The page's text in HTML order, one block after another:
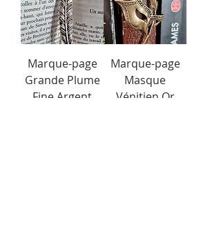
Marque-page
Grande Plume
Fine Argent
Marque-page
Masque
Vénitien Or